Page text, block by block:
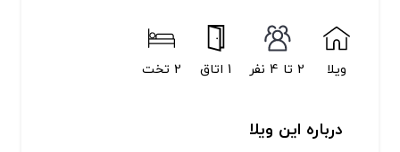
ویلا 2 تا 4 نفر 1 اتاق 2 تخت
درباره این ویلا